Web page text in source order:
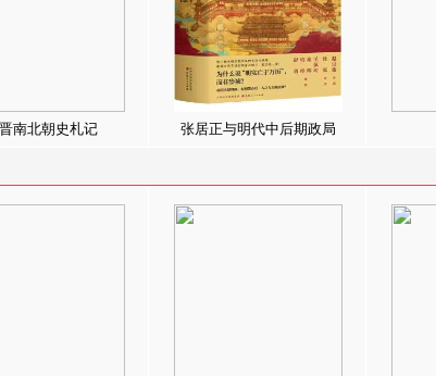
南北朝史札记 张居正与明代中后期政局